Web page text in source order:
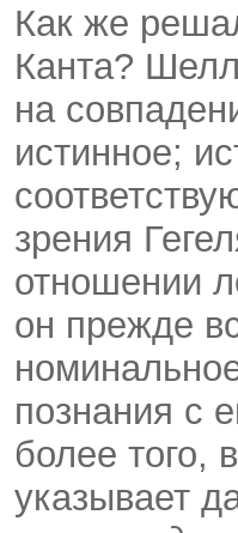
Как же
Канта?
на
истинное;
зрения
отношении
он прежде
познания с
более того,
указывает